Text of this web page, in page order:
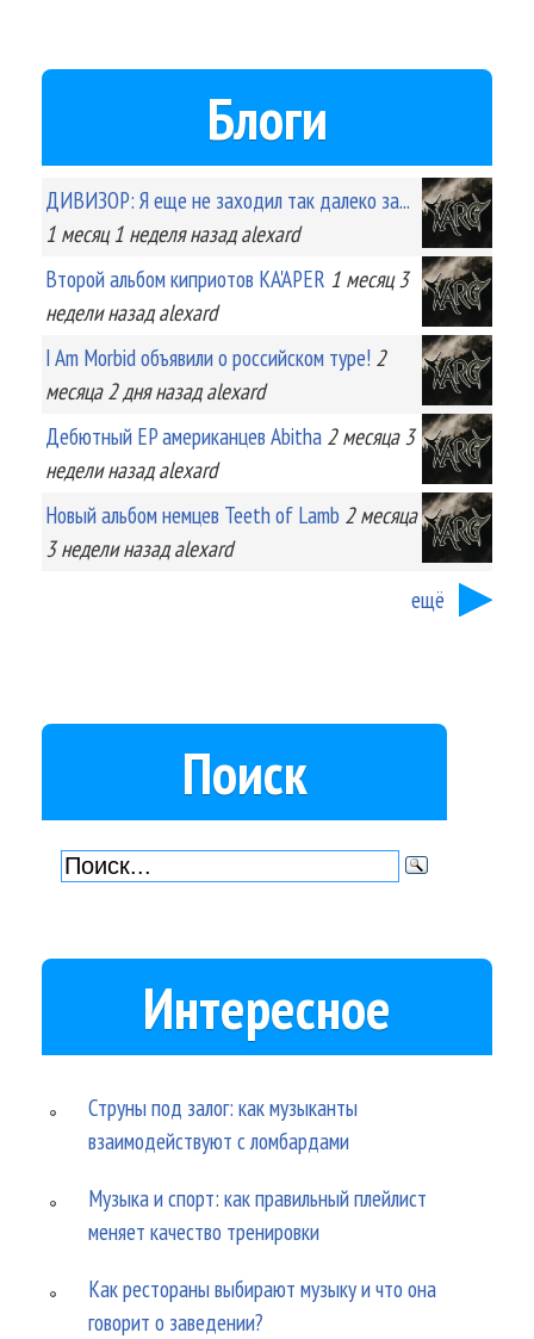
Блоги
ДИВИЗОР: Я еще не заходил так далеко за...
1 месяц 1 неделяназад alexard
Второй альбом киприотов KA'APER 1 месяц 3
неделиназад alexard
I Am Morbid объявили о российском туре! 2
месяца 2 дняназад alexard
Дебютный EP американцев Abitha 2 месяца 3
неделиназад alexard
Новый альбом немцев Teeth of Lamb 2 месяца
3 неделиназад alexard
ещё
Поиск
Интересное
Струны под залог: как музыканты
взаимодействуют с ломбардами
Музыка и спорт: как правильный плейлист
меняет качество тренировки
Как рестораны выбирают музыку и что она
говорит о заведении?